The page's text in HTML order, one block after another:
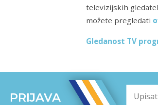
televizijskih
možete pregledati
Gledanost TV
PRIJAVA